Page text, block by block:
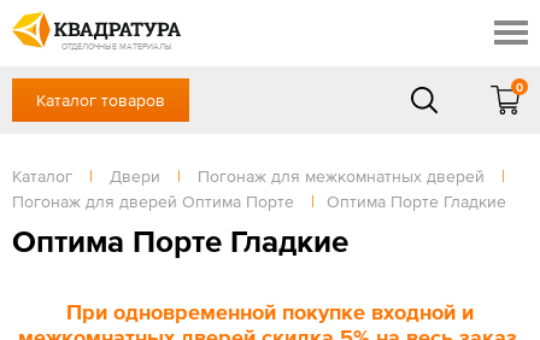
ОТДЕЛОЧНЫЕ МАТЕРИАЛЫ
Скидки
Акции
Готовые решения
Доставка и оплата
Отзывы
+7 (863) 309-13-16
Сб, Вс — выходной
ЗАКАЗАТЬ ЗВОНОК
Вход / Регистрация
Каталог товаров
0
Каталог | Двери | Погонаж для межкомнатных дверей
|
Погонаж для дверей Оптима Порте
| Оптима Порте Гладкие
Оптима Порте Гладкие
При одновременной покупке входной и